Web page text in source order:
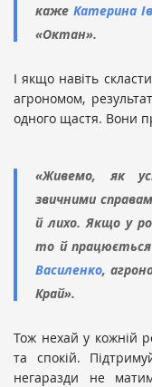
каже Катерина
«Октан».
І якщо навіть
агрономом,
одного щастя. Вони
«Живемо, як
звичними
й лихо. Якщо у
то й працюється
Василенко,
Край».
Тож нехай у кожній
та спокій.
негаразди не